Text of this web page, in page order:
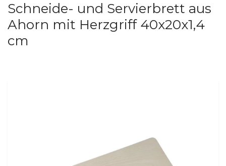
Schneide- und Servierbrett aus
Ahorn mit Herzgriff 40x20x1,4
cm